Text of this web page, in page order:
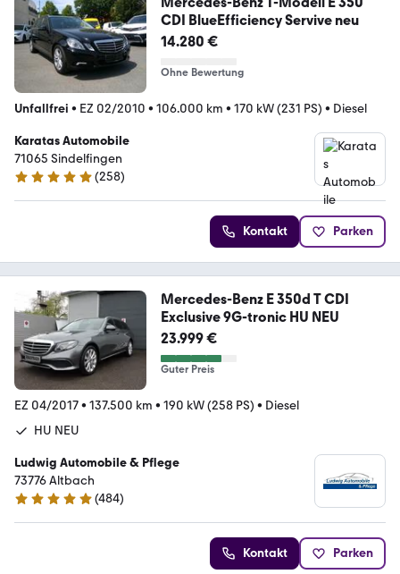
CDI BlueEfficiency Servive neu
14.280 €
Ohne Bewertung
Unfallfrei • EZ 02/2010 • 106.000 km • 170 kW (231 PS) • Diesel
Karatas Automobile
71065 Sindelfingen
5 Sterne
(258)
Kontakt Parken
Mercedes-Benz E 350d T CDI
Exclusive 9G-tronic HU NEU
23.999 €
Guter Preis
EZ 04/2017• 137.500 km • 190 kW (258 PS) • Diesel
HU NEU
Ludwig Automobile & Pflege
73776 Altbach
5 Sterne
(484)
Kontakt Parken